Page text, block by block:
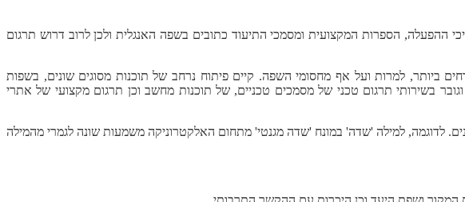
ההפעלה, הספרות המקצועית ומסמכי התיעוד כתובים בשפה האנגלית ולכן לרוב דרוש תרגום
ביותר, למרות ועל אף מחסומי השפה. קיים פיתוח נרחב של תוכנות מסוגים שונים, בשפות
בשירותי תרגום טכני של מסמכים טכניים, של תוכנות מחשב וכן תרגום מקצועי של אתרי
לדוגמה, למילה 'שדה' במונח 'שדה מגנטי' מתחום האלקטרוניקה משמעות שונה לגמרי מהמילה